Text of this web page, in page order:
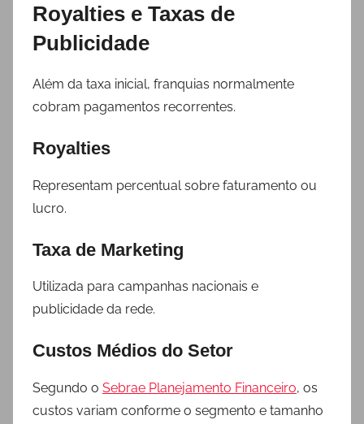
Royalties e Taxas de
Publicidade
Além da taxa inicial, franquias normalmente
cobram pagamentos recorrentes.
Royalties
Representam percentual sobre faturamento ou
lucro.
Taxa de Marketing
Utilizada para campanhas nacionais e
publicidade da rede.
Custos Médios do Setor
Segundo o Sebrae Planejamento Financeiro, os
custos variam conforme o segmento e tamanho